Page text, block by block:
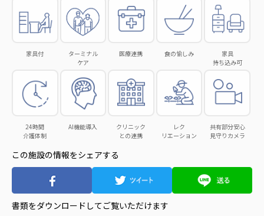
一般社団法人 日本高齢者福祉協会
日本高齢者福祉協会
株式会社 爽やかな風沖縄
爽やかな風 中部エリア
爽やかな風 那覇エリア
株式会社 鷹揚館
鷹揚館
社会福祉法人 共生会
特別養護老人ホーム 共生の家
株式会社 アジアメデカ元気事業団
アジアメデカ元気事業団
株式会社 爽やかな風九州
爽やかな風九州
株式会社 七星
七星
家具付
ターミナル
ケア
医療連携 食の愉しみ
家具
持ち込み可
24時間
介護体制
AI機能導入
クリニック
との連携
レク
リエーション
共有部分安心
見守りカメラ
この施設の情報をシェアする
書類をダウンロードして ご覧いただけます